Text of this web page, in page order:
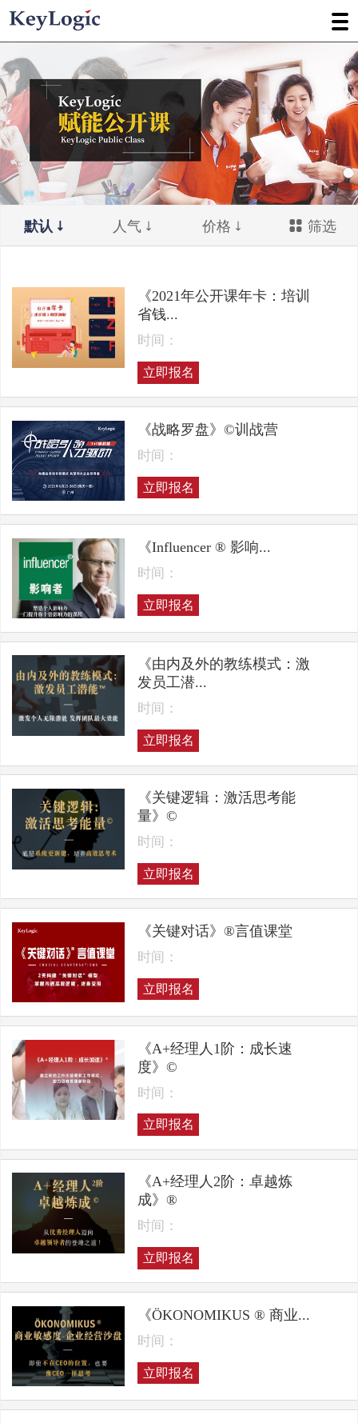
默认 人气 价格 筛选
《2021年公开课年卡：培训
省钱...
时间：
立即报名
《战略罗盘》©训战营
时间：
立即报名
《Influencer ® 影响...
时间：
立即报名
《由内及外的教练模式：激
发员工潜...
时间：
立即报名
《关键逻辑：激活思考能
量》©
时间：
立即报名
《关键对话》®言值课堂
时间：
立即报名
《A+经理人1阶：成长速
度》©
时间：
立即报名
《A+经理人2阶：卓越炼
成》®
时间：
立即报名
《ÖKONOMIKUS ® 商业...
时间：
立即报名